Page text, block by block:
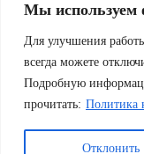
Мы используем
Для улучшения
всегда можете
Подробную
прочитать: Политика
Отклонить
Доставка и
Контакты
Акции
Скидки